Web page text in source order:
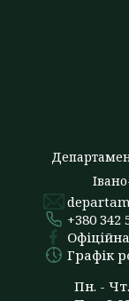
+380 342
Графік
Пн. - Чт.